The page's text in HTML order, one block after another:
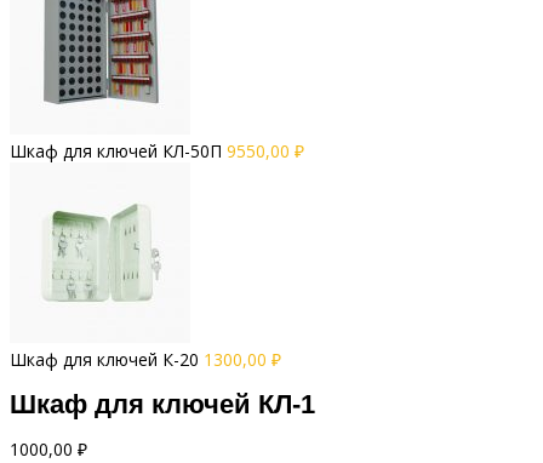
Шкаф для ключей КЛ-50П 9550,00 ₽
Шкаф для ключей К-20 1300,00 ₽
Шкаф для ключей КЛ-1
1000,00 ₽